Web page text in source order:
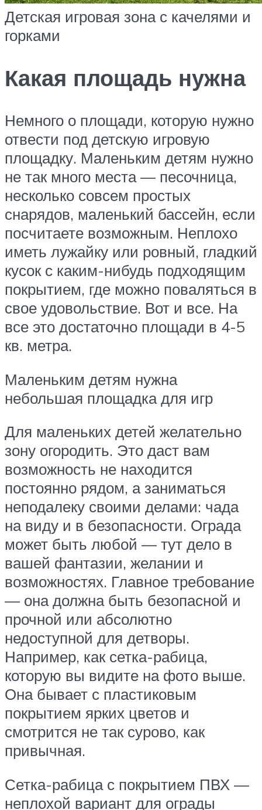
Детская игровая зона с качелями и
горками
Какая площадь нужна
Немного о площади, которую нужно
отвести под детскую игровую
площадку. Маленьким детям нужно
не так много места — песочница,
несколько совсем простых
снарядов, маленький бассейн, если
посчитаете возможным. Неплохо
иметь лужайку или ровный, гладкий
кусок с каким-нибудь подходящим
покрытием, где можно поваляться в
свое удовольствие. Вот и все. На
все это достаточно площади в 4-5
кв. метра.
Маленьким детям нужна
небольшая площадка для игр
Для маленьких детей желательно
зону огородить. Это даст вам
возможность не находится
постоянно рядом, а заниматься
неподалеку своими делами: чада
на виду и в безопасности. Ограда
может быть любой — тут дело в
вашей фантазии, желании и
возможностях. Главное требование
— она должна быть безопасной и
прочной или абсолютно
недоступной для детворы.
Например, как сетка-рабица,
которую вы видите на фото выше.
Она бывает с пластиковым
покрытием ярких цветов и
смотрится не так сурово, как
привычная.
Сетка-рабица с покрытием ПВХ —
неплохой вариант для ограды